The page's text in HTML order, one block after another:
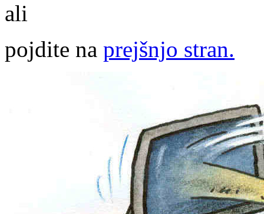
ali
pojdite na prejšnjo stran.